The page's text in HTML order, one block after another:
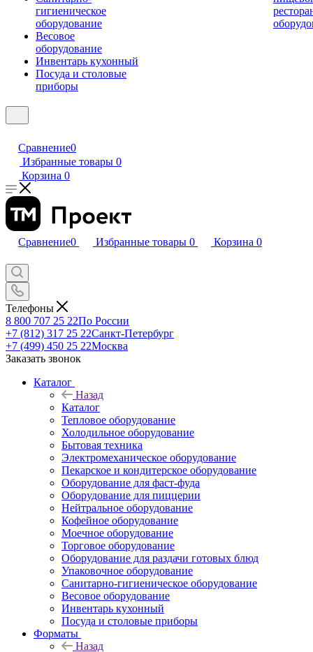
гигиеническое
оборудование
Весовое
оборудование
Инвентарь кухонный
Посуда и столовые
приборы
Сравнение0
Избранные товары 0
Корзина 0
Сравнение0 Избранные товары 0 Корзина 0
Телефоны
8 800 707 25 22По России
+7 (812) 317 25 22Санкт-Петербург
+7 (499) 450 25 22Москва
Заказать звонок
Каталог
Назад
Каталог
Тепловое оборудование
Холодильное оборудование
Бытовая техника
Электромеханическое оборудование
Пекарское и кондитерское оборудование
Оборудование для фаст-фуда
Оборудование для пиццерии
Нейтральное оборудование
Кофейное оборудование
Моечное оборудование
Торговое оборудование
Оборудование для раздачи готовых блюд
Упаковочное оборудование
Санитарно-гигиеническое оборудование
Весовое оборудование
Инвентарь кухонный
Посуда и столовые приборы
Форматы
Назад